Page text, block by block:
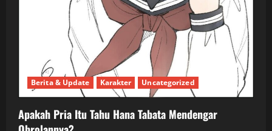
Berita & Update Karakter Uncategorized
Apakah Pria Itu Tahu Hana Tabata Mendengar